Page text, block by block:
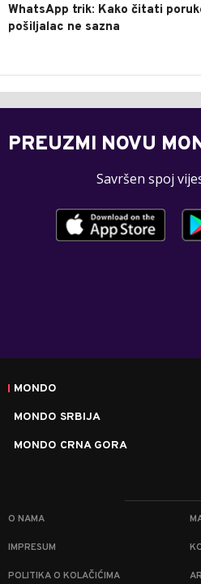
WhatsApp trik: Kako čitati
pošiljalac ne sazna
PREUZMI NOVU
Savršen spoj
MONDO
MONDO SRBIJA
MONDO CRNA GORA
O NAMA
IMPRESUM
POLITIKA O KOLAČIĆIMA